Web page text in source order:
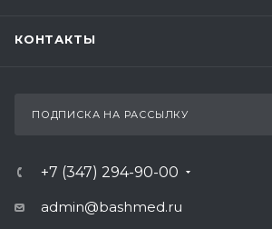
КОНТАКТЫ
ПОДПИСКА НА РАССЫЛКУ
+7 (347) 294-90-00
admin@bashmed.ru